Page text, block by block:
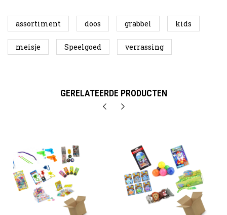
assortiment doos grabbel kids
meisje Speelgoed verrassing
GERELATEERDE PRODUCTEN